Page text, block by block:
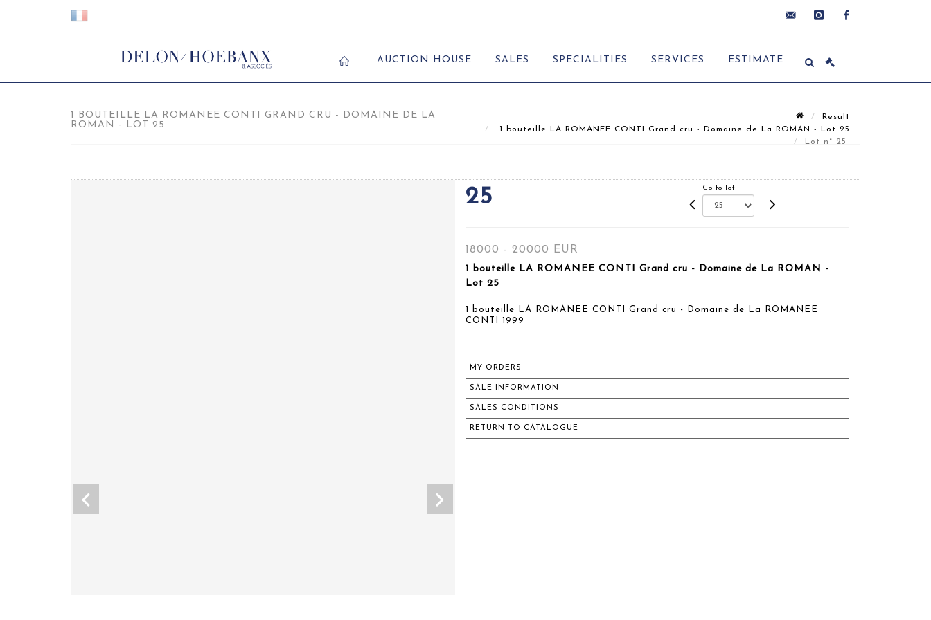
AUCTION HOUSE SALES SPECIALITIES SERVICES ESTIMATE
1 BOUTEILLE LA ROMANEE CONTI GRAND CRU - DOMAINE DE LA
ROMAN - LOT 25
Result
1 bouteille LA ROMANEE CONTI Grand cru - Domaine de La ROMAN - Lot 25
Lot n° 25
25 Go to lot
18000 - 20000 EUR
1 bouteille LA ROMANEE CONTI Grand cru - Domaine de La ROMAN -
Lot 25
1 bouteille LA ROMANEE CONTI Grand cru - Domaine de La ROMANEE
CONTI 1999
MY ORDERS
SALE INFORMATION
SALES CONDITIONS
RETURN TO CATALOGUE